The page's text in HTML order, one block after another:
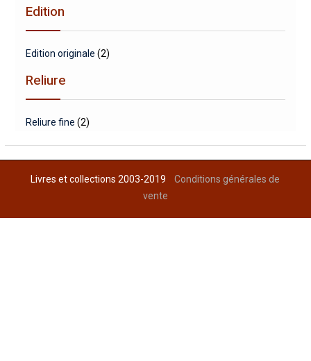
Edition
Edition originale (2)
Reliure
Reliure fine (2)
Livres et collections 2003-2019Conditions générales de
vente